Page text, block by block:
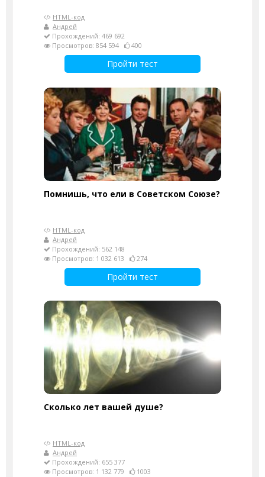
HTML-код
Андрей
Прохождений: 469 692
Просмотров: 854 594
400
Пройти тест
Помнишь, что ели в Советском Союзе?
HTML-код
Андрей
Прохождений: 562 148
Просмотров: 1 032 613
274
Пройти тест
Cколько лет вашей душе?
HTML-код
Андрей
Прохождений: 655 377
Просмотров: 1 132 779
1003